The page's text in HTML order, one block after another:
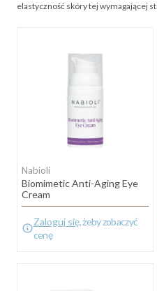
elastyczność skóry tej wymagającej
Nabioli
Biomimetic Anti-Aging Eye
Cream
Zaloguj się, żeby zobaczyć
cenę